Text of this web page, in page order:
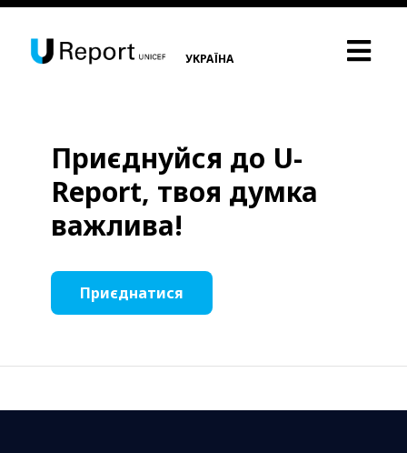
УКРАЇНА
Приєднуйся до U-
Report, твоя думка
важлива!
Приєднатися